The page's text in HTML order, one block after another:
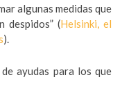
algunas medidas que
despidos” (Helsinki, el
).
ayudas para los que